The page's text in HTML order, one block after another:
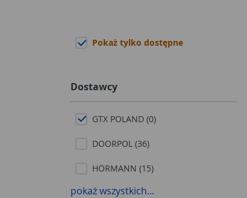
Pokaż tylko dostępne
Dostawcy
GTX POLAND (0)
DOORPOL (36)
HÖRMANN (15)
pokaż wszystkich...